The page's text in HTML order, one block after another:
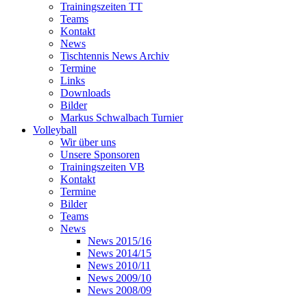
Trainingszeiten TT
Teams
Kontakt
News
Tischtennis News Archiv
Termine
Links
Downloads
Bilder
Markus Schwalbach Turnier
Volleyball
Wir über uns
Unsere Sponsoren
Trainingszeiten VB
Kontakt
Termine
Bilder
Teams
News
News 2015/16
News 2014/15
News 2010/11
News 2009/10
News 2008/09